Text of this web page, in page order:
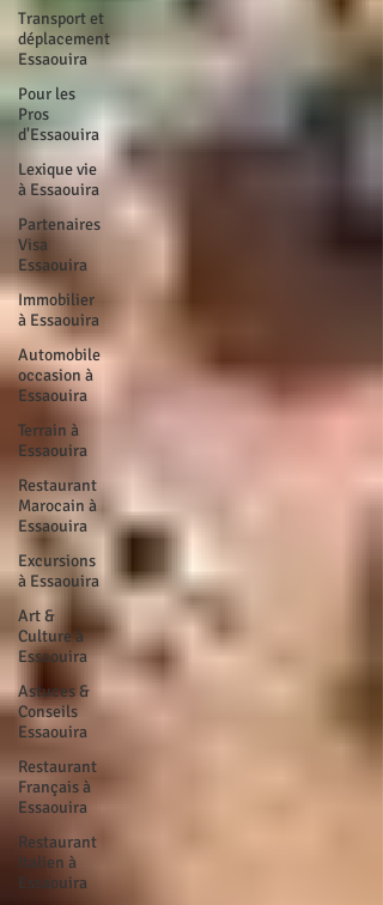
Transport et
déplacement
Essaouira
Pour les
Pros
d'Essaouira
Lexique vie
à Essaouira
Partenaires
Visa
Essaouira
Immobilier
à Essaouira
Automobile
occasion à
Essaouira
Terrain à
Essaouira
Restaurant
Marocain à
Essaouira
Excursions
à Essaouira
Art &
Culture à
Essaouira
Astuces &
Conseils
Essaouira
Restaurant
Français à
Essaouira
Restaurant
Italien à
Essaouira